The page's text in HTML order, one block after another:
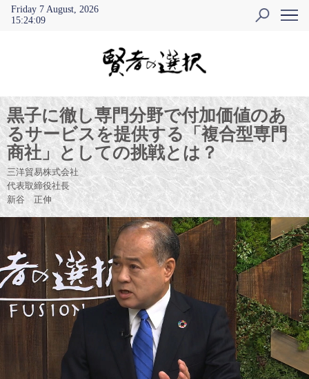
Friday 7 August, 2026
15:24:09
黒子に徹し専門分野で付加価値のあ
るサービスを提供する「複合型専門
商社」としての挑戦とは？
三洋貿易株式会社
代表取締役社長
新谷 正伸